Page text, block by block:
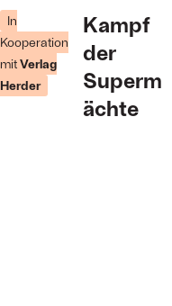
In
Kooperation
mitVerlag
Herder
Kampf
der
Superm
ächte
während
einer
Demonstration
zur
Verbesserung
der
Menschenrechtslage